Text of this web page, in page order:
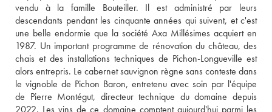
vendu à la famille Bouteiller. Il est administré par leurs
descendants pendant les cinquante années qui suivent, et c'est
une belle endormie que la société Axa Millésimes acquiert en
1987. Un important programme de rénovation du château, des
chais et des installations techniques de Pichon-Longueville est
alors entrepris. Le cabernet sauvignon règne sans conteste dans
le vignoble de Pichon Baron, entretenu avec soin par l'équipe
de Pierre Montégut, directeur technique du domaine depuis
2022. Les vins de ce domaine comptent aujourd'hui parmi les